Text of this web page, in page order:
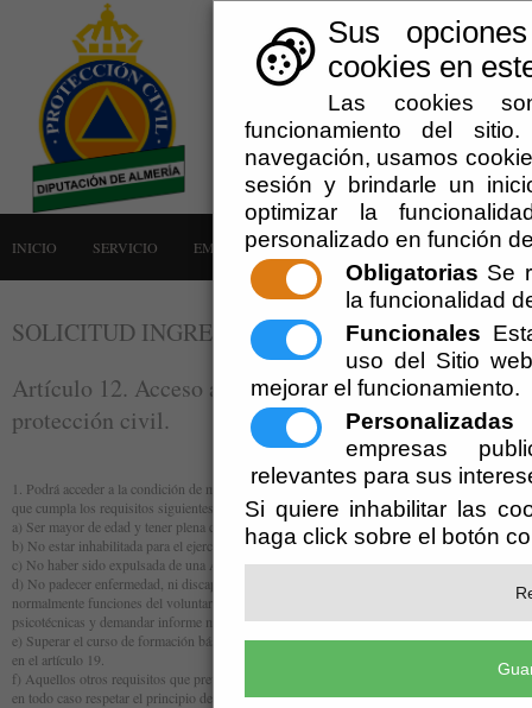
Sus
cookies en
Las cookies
funcionamiento del
navegación, usamos
sesión y brindarle un
optimizar la
personalizado en función
Obligatorias Se
la funcionalidad
Funcionales
uso del Sitio
mejorar el funcionamiento.
Personalizadas
empresas
relevantes para sus
Si quiere inhabilitar las
haga click sobre el botón
INICIO SERVICIO EMERGENCIAS LA AGRUPACIÓN AVISOS
SOLICITUD INGRESO AGRUPACIÓN
Artículo 12. Acceso a la condición de miembro del
protección civil.
1. Podrá acceder a la condición de miembro del voluntariado de protección civil toda
que cumpla los requisitos siguientes:
a) Ser mayor de edad y tener plena capacidad de obrar.
b) No estar inhabilitada para el ejercicio de funciones públicas por sentencia firme.
c) No haber sido expulsada de una Agrupación por resolución administrativa firme.
d) No padecer enfermedad, ni discapacidad física, psíquica o sensorial que impida ejercer
normalmente funciones del voluntariado de protección civil. La Agrupación podrá
psicotécnicas y demandar informe médico que acredite su disponibilidad.
e) Superar el curso de formación básica para voluntariado de protección civil, según lo
en el artículo 19.
f) Aquellos otros requisitos que prevea específicamente el Reglamento de la Agrupación,
en todo caso respetar el principio de no discriminación.